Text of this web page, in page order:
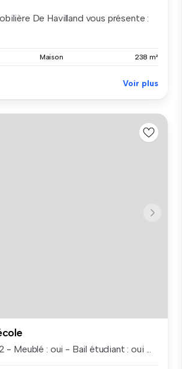
De Havilland vous présente :
Maison 238 m²
Voir plus
- Meublé : oui - Bail étudiant : oui ...